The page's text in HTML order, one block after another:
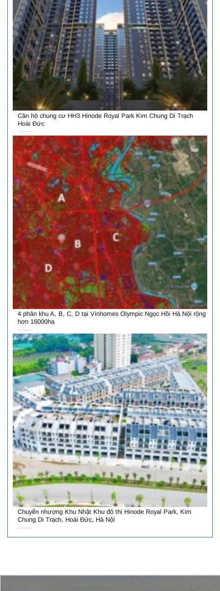
Căn hộ chung cư HH3 Hinode Royal Park Kim Chung Di Trạch
Hoài Đức
4 phân khu A, B, C, D tại Vinhomes Olympic Ngọc Hồi Hà Nội rộng
hơn 16000ha
Chuyển nhượng Khu Nhật Khu đô thị Hinode Royal Park, Kim
Chung Di Trạch, Hoài Đức, Hà Nội